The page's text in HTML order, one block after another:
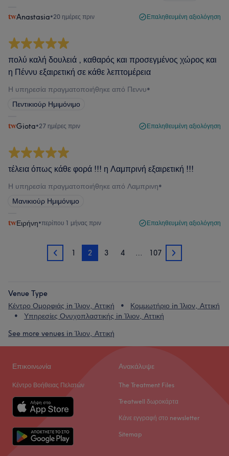
Anastasia•20 ημέρες πριν Επαληθευμένη αξιολόγηση
πολύ καλή δουλειά , καθαρός και προσεγμένος χώρος και
η Πέννυ εξαιρετική σε κάθε λεπτομέρεια
Η υπηρεσία πραγματοποιήθηκε από Πεννυ•
Πεντικιούρ Ημιμόνιμο
Giota•27 ημέρες πριν Επαληθευμένη αξιολόγηση
τέλεια όπως κάθε φορά !!! η Λαμπρινή εξαιρετική !!!
Η υπηρεσία πραγματοποιήθηκε από Λαμπρινη•
Μανικιούρ Ημιμόνιμο
Ειρήνη•περίπου 1 μήνας πριν Επαληθευμένη αξιολόγηση
1 1 2 3 4 … 107 3
Venue Type
Κέντρο Ομορφιάς in Ίλιον, Αττική
Κομμωτήριο in Ίλιον, Αττική
Υπηρεσίες Ονυχοπλαστικής in Ίλιον, Αττική
See more venues in Ίλιον, Αττική
Επικοινωνία
Κέντρο Βοήθειας Πελατών
Ανακάλυψε
The Treatment Files
Treatwell δωροκάρτα
Κάνε εγγραφή στο newsletter
Sitemap